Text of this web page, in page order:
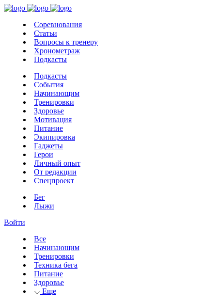
Соревнования
Статьи
Вопросы к тренеру
Хронометраж
Подкасты
Подкасты
События
Начинающим
Тренировки
Здоровье
Мотивация
Питание
Экипировка
Гаджеты
Герои
Личный опыт
От редакции
Спецпроект
Бег
Лыжи
Войти
Все
Начинающим
Тренировки
Техника бега
Питание
Здоровье
Еще